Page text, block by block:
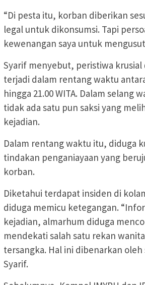
“Di pesta itu, korban diberikan
legal untuk dikonsumsi. Tapi
kewenangan saya untuk
Syarif menyebut, peristiwa
terjadi dalam rentang waktu
hingga 21.00 WITA. Dalam selang
tidak ada satu pun saksi yang
kejadian.
Dalam rentang waktu itu, diduga
tindakan penganiayaan yang
korban.
Diketahui terdapat insiden di
diduga memicu ketegangan.
kejadian, almarhum diduga
mendekati salah satu rekan
tersangka. Hal ini dibenarkan oleh
Syarif.